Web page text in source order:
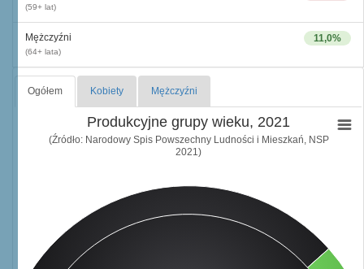
(59+ lat)
11,0%
Mężczyźni
(64+ lata)
Ogółem Kobiety Mężczyźni
Produkcyjne grupy wieku, 2021
(Źródło: Narodowy Spis Powszechny Ludności i Mieszkań, NSP
2021)